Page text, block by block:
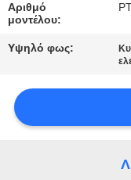
ΖΗΤΉΣΤΕ
ΈΝΑ
SITEMAP
Αριθμό
μοντέλου:
Υψηλό φως: